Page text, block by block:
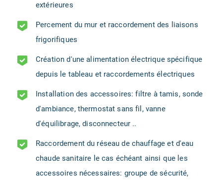
extérieures
Percement du mur et raccordement des liaisons
frigorifiques
Création d'une alimentation électrique spécifique
depuis le tableau et raccordements électriques
Installation des accessoires: filtre à tamis, sonde
d'ambiance, thermostat sans fil, vanne
d'équilibrage, disconnecteur ..
Raccordement du réseau de chauffage et d'eau
chaude sanitaire le cas échéant ainsi que les
accessoires nécessaires: groupe de sécurité,